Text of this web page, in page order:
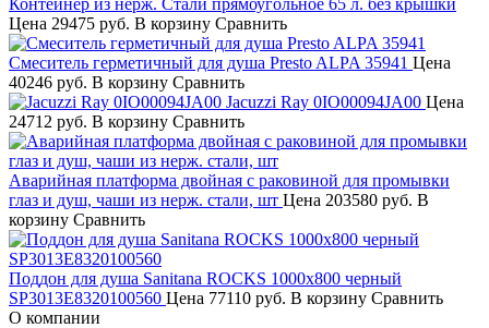
Цена 29475 руб. В корзину Сравнить
Смеситель герметичный для душа Presto ALPA 35941 Цена
40246 руб. В корзину Сравнить
Jacuzzi Ray 0IO00094JA00 Цена
24712 руб. В корзину Сравнить
Аварийная платформа двойная с раковиной для промывки
глаз и душ, чаши из нерж. стали, шт Цена 203580 руб. В
корзину Сравнить
Поддон для душа Sanitana ROCKS 1000х800 черный
SP3013E8320100560 Цена 77110 руб. В корзину Сравнить
О компании